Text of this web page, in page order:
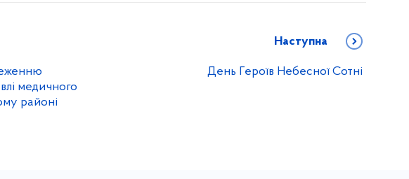
медичного
районі
Наступна
День Героїв Небесної Сотні